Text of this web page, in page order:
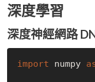
深度學習
深度神經網路
import numpy